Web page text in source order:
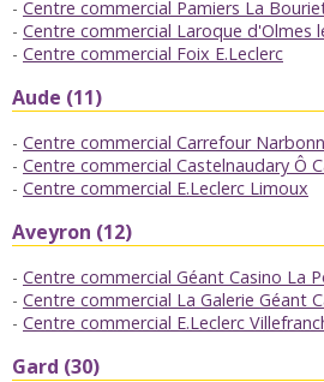
Centre commercial Pamiers La
Centre commercial Laroque d'Olmes
Centre commercial Foix E.Leclerc
Aude (11)
Centre commercial Carrefour
Centre commercial Castelnaudary Ô
Centre commercial E.Leclerc Limoux
Aveyron (12)
Centre commercial Géant Casino La
Centre commercial La Galerie Géant
Centre commercial E.Leclerc
Gard (30)